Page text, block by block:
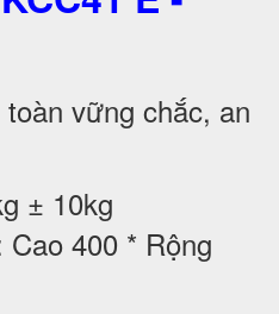
vững chắc, an
± 10kg
400 * Rộng